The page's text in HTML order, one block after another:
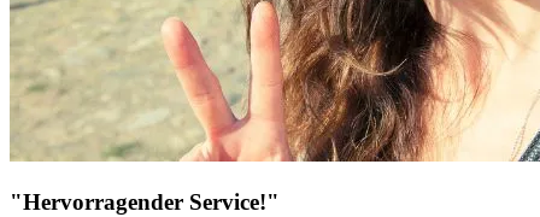
"Hervorragender Service!"